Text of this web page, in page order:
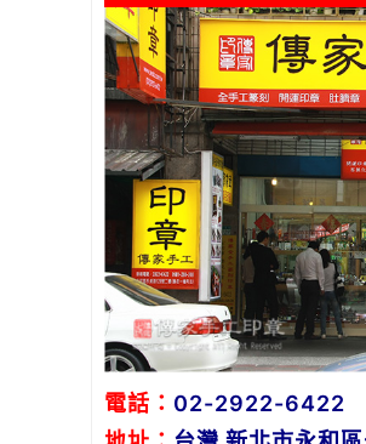
電話： 02-2922-6422